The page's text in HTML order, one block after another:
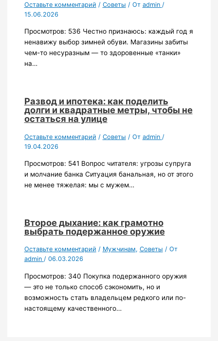
Оставьте комментарий / Советы / От admin /
15.06.2026
Просмотров: 536 Честно признаюсь: каждый год я
ненавижу выбор зимней обуви. Магазины забиты
чем-то несуразным — то здоровенные «танки»
на…
Развод и ипотека: как поделить
долги и квадратные метры, чтобы не
остаться на улице
Оставьте комментарий / Советы / От admin /
19.04.2026
Просмотров: 541 Вопрос читателя: угрозы супруга
и молчание банка Ситуация банальная, но от этого
не менее тяжелая: мы с мужем…
Второе дыхание: как грамотно
выбрать подержанное оружие
Оставьте комментарий / Мужчинам, Советы / От
admin / 06.03.2026
Просмотров: 340 Покупка подержанного оружия
— это не только способ сэкономить, но и
возможность стать владельцем редкого или по-
настоящему качественного…